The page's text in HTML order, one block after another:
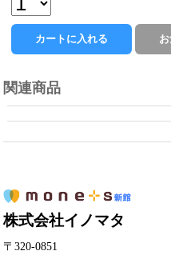
関連商品
株式会社イノマタ
〒320-0851